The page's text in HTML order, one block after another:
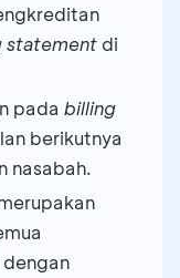
statement di
pada billing
berikutnya
nasabah.